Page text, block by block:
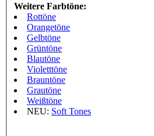
Weitere Farbtöne:
Rottöne
Orangetöne
Gelbtöne
Grüntöne
Blautöne
Violetttöne
Brauntöne
Grautöne
Weißtöne
NEU: Soft Tones